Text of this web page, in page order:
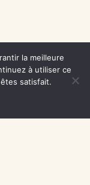
la meilleure
à utiliser ce
satisfait.